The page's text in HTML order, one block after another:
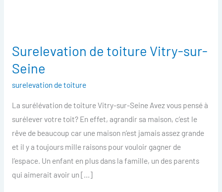
Surelevation de toiture Vitry-sur-
Seine
surelevation de toiture
La surélévation de toiture Vitry-sur-Seine Avez vous pensé à
surélever votre toit? En effet, agrandir sa maison, c’est le
rêve de beaucoup car une maison n’est jamais assez grande
et il y a toujours mille raisons pour vouloir gagner de
l’espace. Un enfant en plus dans la famille, un des parents
qui aimerait avoir un […]
Surelevation
de
toiture
Vitry-
sur-
Seine